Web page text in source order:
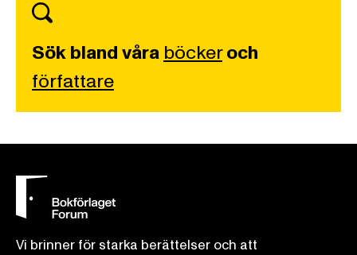
Sök bland våra böckeroch
författare
Vi brinner för starka berättelser och att